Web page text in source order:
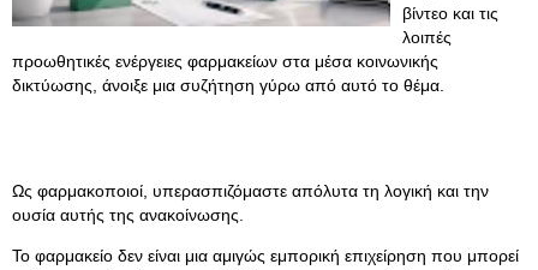
βίντεο και τις
λοιπές
προωθητικές ενέργειες φαρμακείων στα μέσα κοινωνικής
δικτύωσης, άνοιξε μια συζήτηση γύρω από αυτό το θέμα.
Ως φαρμακοποιοί, υπερασπιζόμαστε απόλυτα τη λογική και την
ουσία αυτής της ανακοίνωσης.
Το φαρμακείο δεν είναι μια αμιγώς εμπορική επιχείρηση που μπορεί